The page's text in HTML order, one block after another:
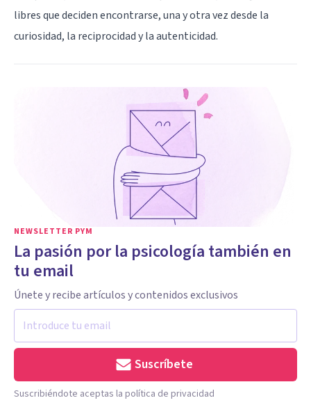
libres que deciden encontrarse, una y otra vez desde la
curiosidad, la reciprocidad y la autenticidad.
NEWSLETTER PYM
La pasión por la psicología también en
tu email
Únete y recibe artículos y contenidos exclusivos
Suscríbete
Suscribiéndote aceptas la política de privacidad